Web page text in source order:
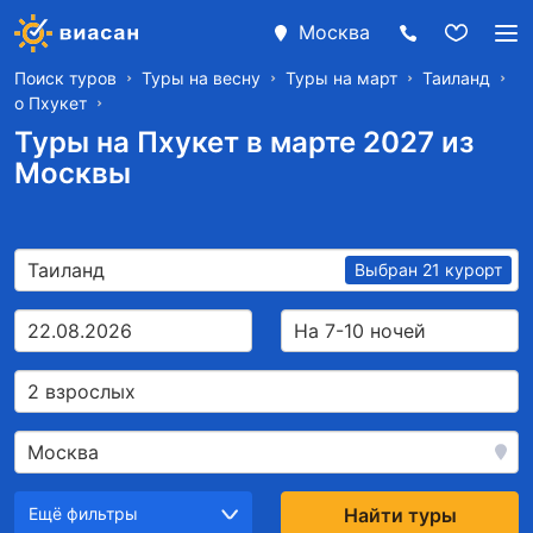
Москва
Поиск туров Туры на весну Туры на март
Таиланд
о Пхукет
Туры на Пхукет в марте 2027 из
Москвы
Таиланд Выбран 21 курорт
22.08.2026 На 7-10 ночей
2 взрослых
Москва
Ещё фильтры Найти туры